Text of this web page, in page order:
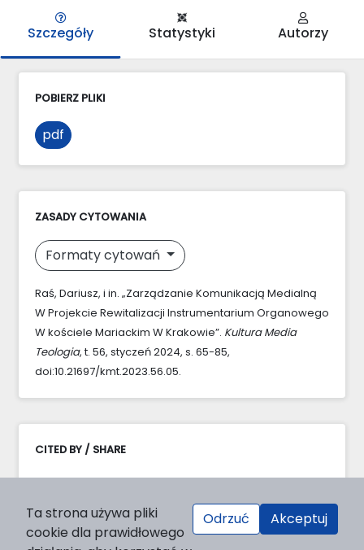
Szczegóły Statystyki Autorzy
POBIERZ PLIKI
pdf
ZASADY CYTOWANIA
Formaty cytowań
Raś, Dariusz, i in. „Zarządzanie Komunikacją Medialną
W Projekcie Rewitalizacji Instrumentarium Organowego
W kościele Mariackim W Krakowie”. Kultura Media
Teologia, t. 56, styczeń 2024, s. 65-85,
doi:10.21697/kmt.2023.56.05.
CITED BY / SHARE
Ta strona używa pliki
cookie dla prawidłowego
Odrzuć Akceptuj